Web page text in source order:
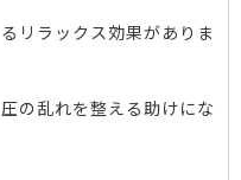
リラックス効果がありま
の乱れを整える助けにな